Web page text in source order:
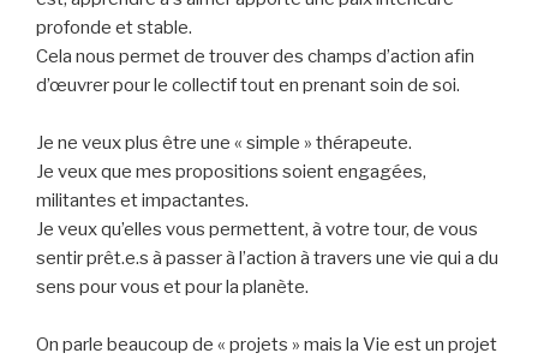
profonde et stable.
Cela nous permet de trouver des champs d’action afin
d’œuvrer pour le collectif tout en prenant soin de soi.
Je ne veux plus être une « simple » thérapeute.
Je veux que mes propositions soient engagées,
militantes et impactantes.
Je veux qu’elles vous permettent, à votre tour, de vous
sentir prêt.e.s à passer à l’action à travers une vie qui a du
sens pour vous et pour la planète.
On parle beaucoup de « projets » mais la Vie est un projet